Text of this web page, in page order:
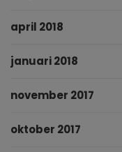
april 2018
januari 2018
november 2017
oktober 2017